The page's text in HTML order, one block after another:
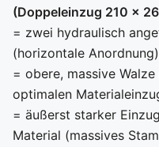
(Doppeleinzug 210 x
= zwei hydraulisch
(horizontale Anordnung)
= obere, massive
optimalen
= äußerst starker
Material (massives